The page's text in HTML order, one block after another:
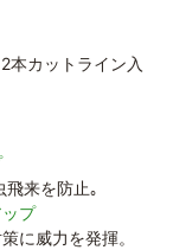
本カットライン入
来を防止｡
プ
に威力を発揮。